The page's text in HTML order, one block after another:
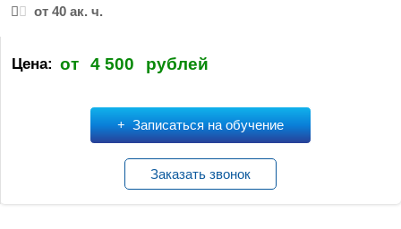
от 40 ак. ч.
Цена: от 4 500 рублей
Записаться на обучение
Заказать звонок